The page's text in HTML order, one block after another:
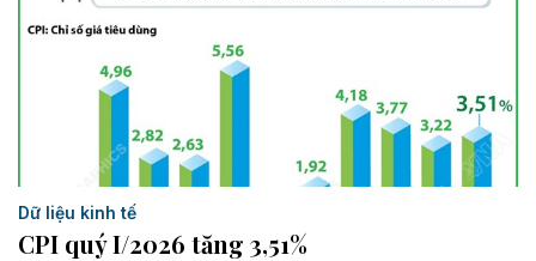
Dữ liệu kinh tế
CPI quý I/2026 tăng 3,51%